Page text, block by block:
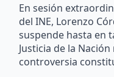
En sesión
del INE, Lorenzo
suspende hasta en
Justicia de la
controversia